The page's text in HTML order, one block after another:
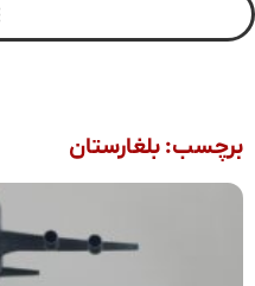
برچسب: بلغارستان